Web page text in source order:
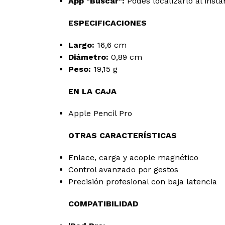
ESPECIFICACIONES
Largo: 16,6 cm
Diámetro: 0,89 cm
Peso: 19,15 g
EN LA CAJA
Apple Pencil Pro
OTRAS CARACTERÍSTICAS
Enlace, carga y acople magnético
Control avanzado por gestos
Precisión profesional con baja latencia
COMPATIBILIDAD